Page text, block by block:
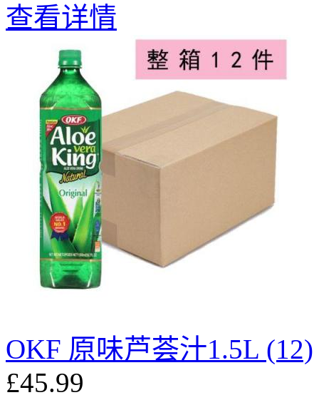
查看详情
OKF 原味芦荟汁1.5L (12)
£45.99